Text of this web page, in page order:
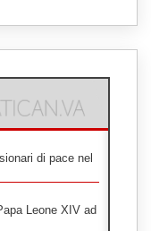
di pace nel
Leone XIV ad